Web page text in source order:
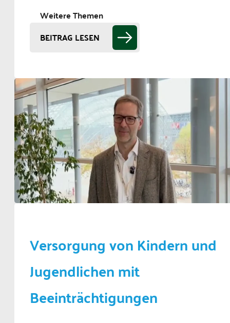
Weitere Themen
BEITRAG LESEN
Versorgung von Kindern und
Jugendlichen mit
Beeinträchtigungen